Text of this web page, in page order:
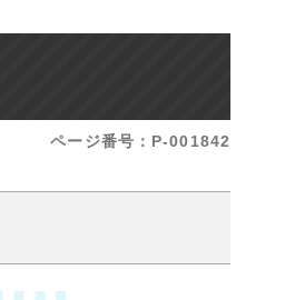
ページ番号：P-001842